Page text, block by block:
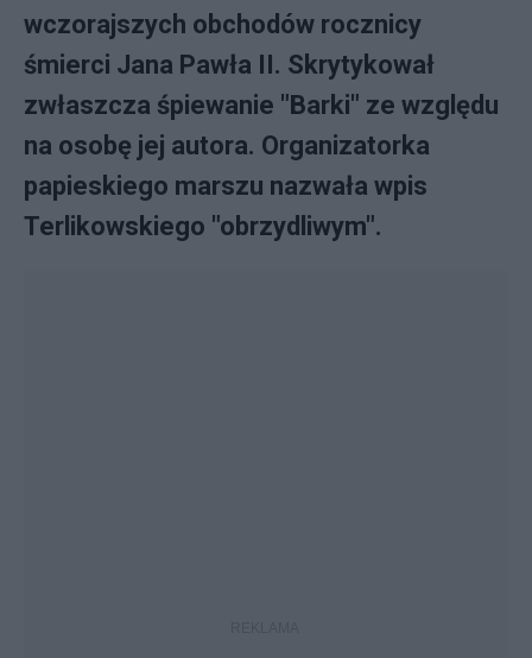
wczorajszych obchodów rocznicy
śmierci Jana Pawła II. Skrytykował
zwłaszcza śpiewanie "Barki" ze względu
na osobę jej autora. Organizatorka
papieskiego marszu nazwała wpis
Terlikowskiego "obrzydliwym".